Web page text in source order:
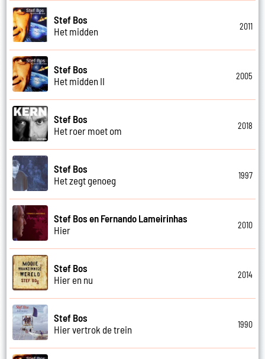
Stef Bos
Het midden
2011
Stef Bos
Het midden II
2005
Stef Bos
Het roer moet om
2018
Stef Bos
Het zegt genoeg
1997
Stef Bos en Fernando Lameirinhas
Hier
2010
Stef Bos
Hier en nu
2014
Stef Bos
Hier vertrok de trein
1990